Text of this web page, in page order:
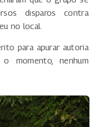
disparos contra
no local.
para apurar autoria
momento, nenhum